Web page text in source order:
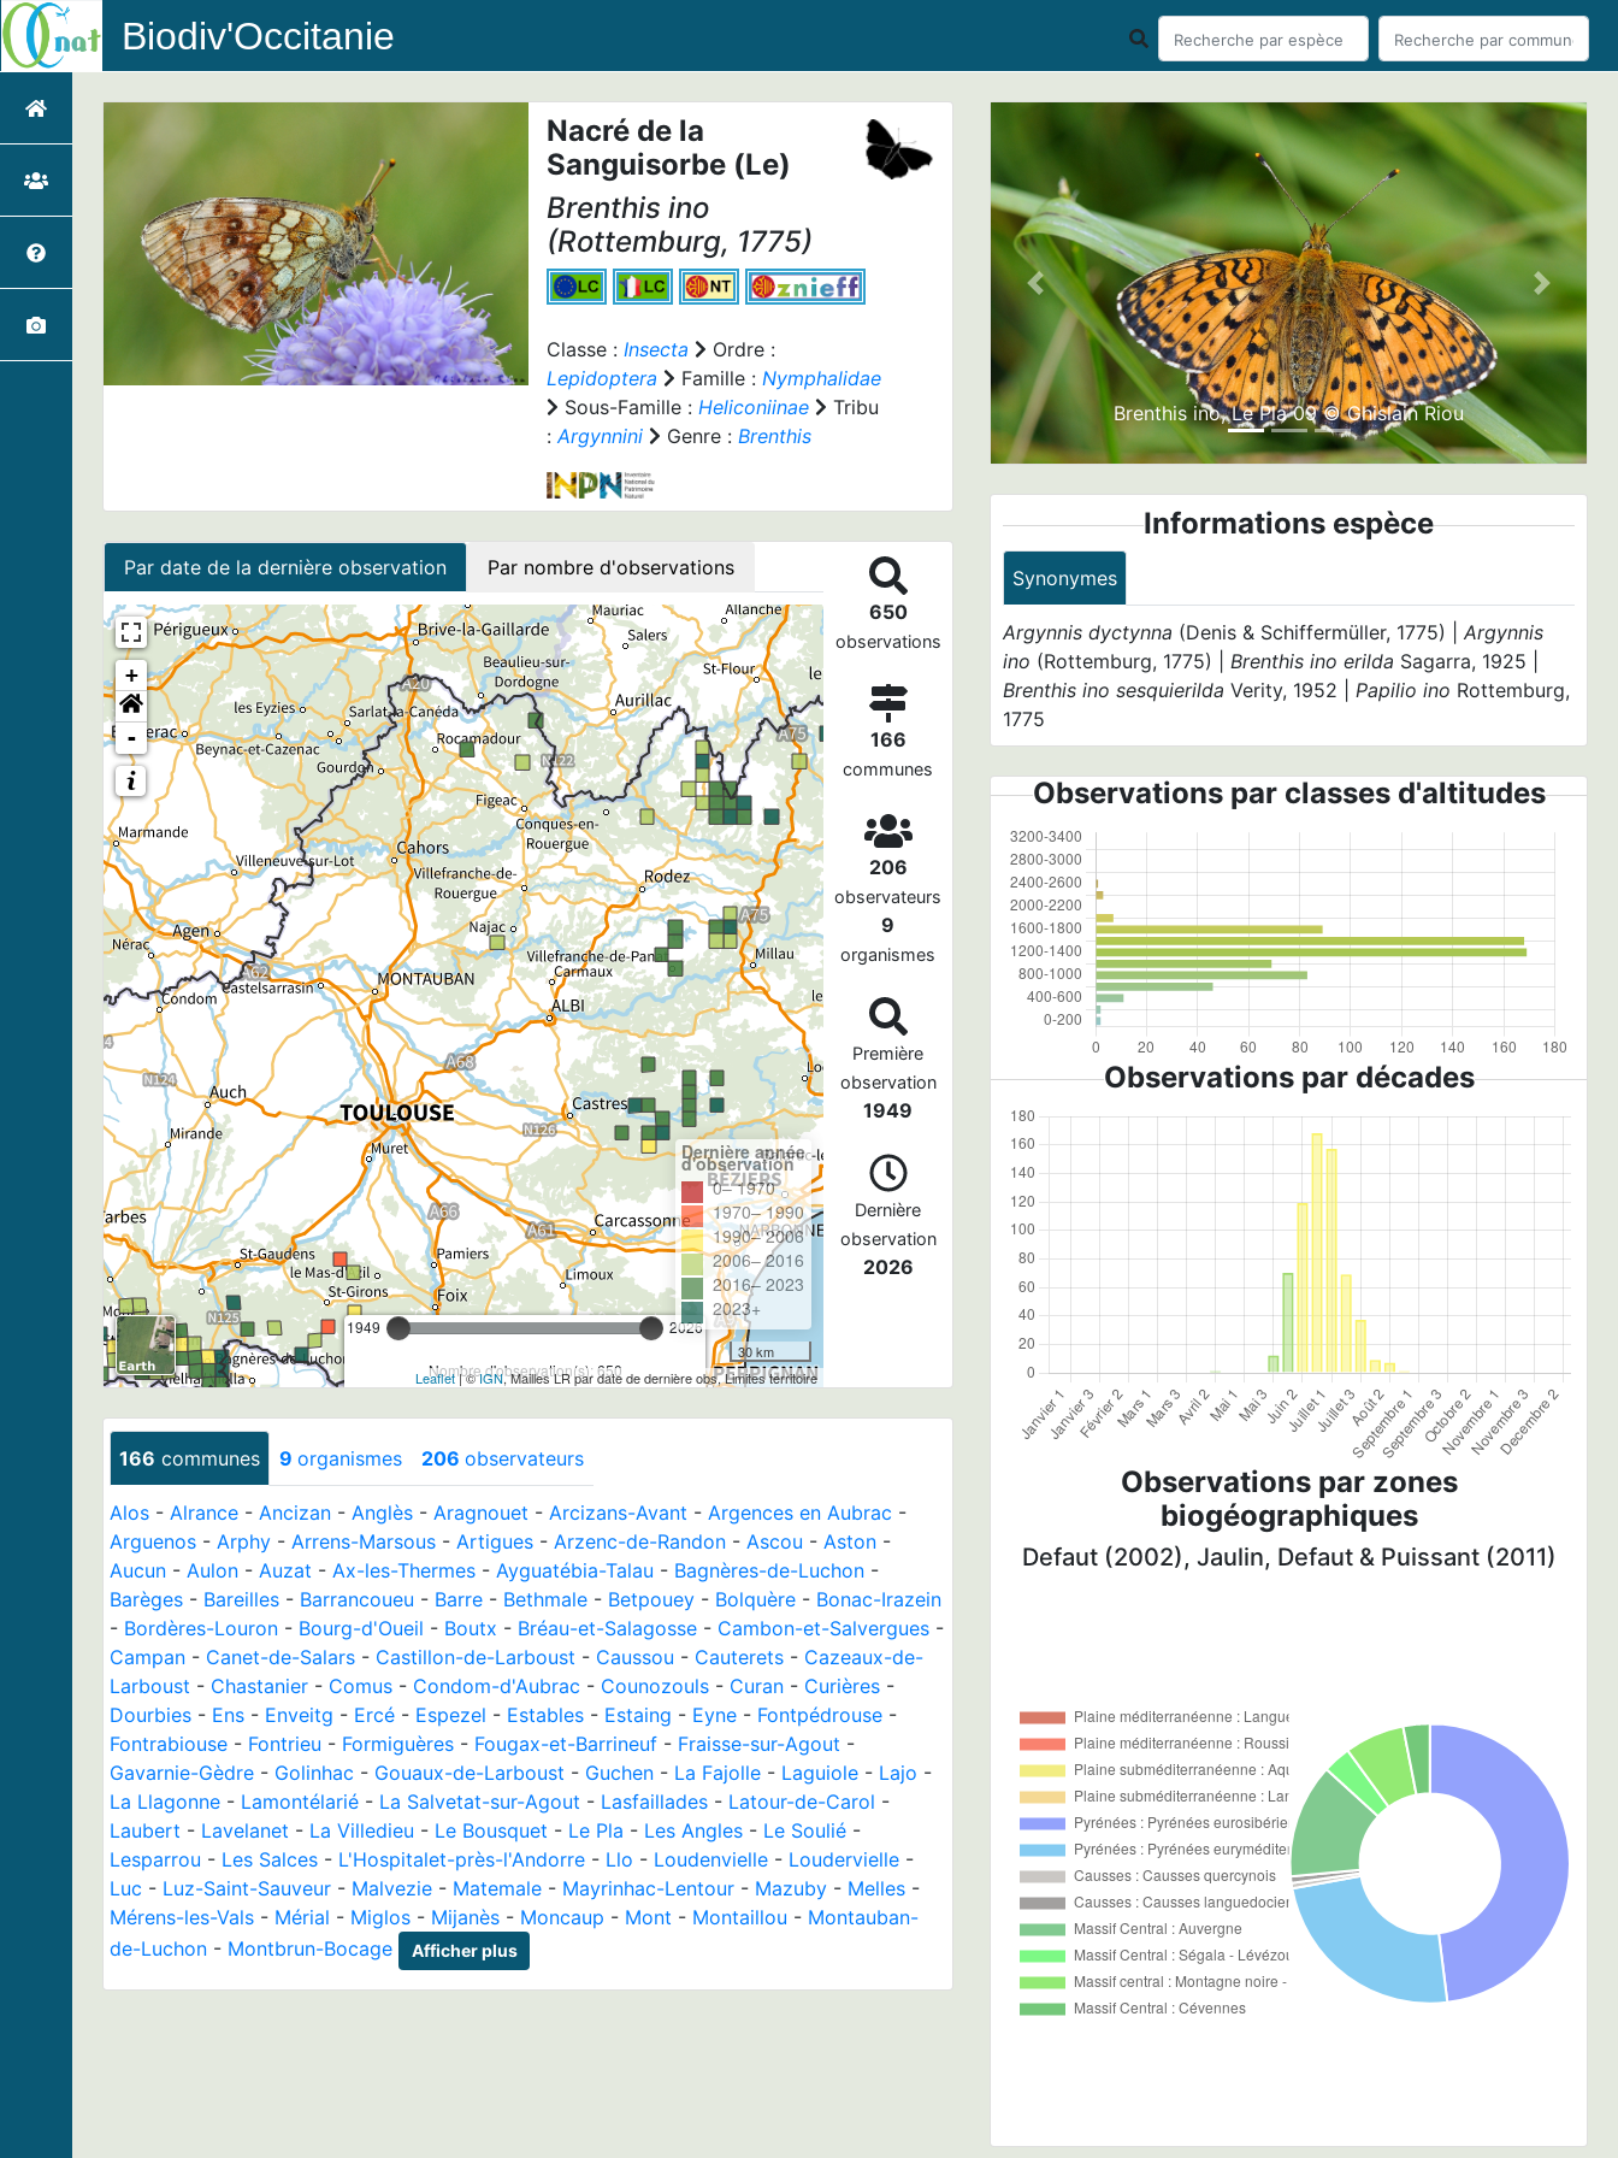
Biodiv'Occitanie
Nacré de la
Sanguisorbe (Le)
Brenthis ino
(Rottemburg, 1775)
Classe : Insecta
Ordre :
Lepidoptera
Famille : Nymphalidae
Sous-Famille : Heliconiinae
Tribu
:Argynnini Genre : Brenthis
Par date de la dernière observation Par nombre d'observations
+
-
1949 2026
Nombre d'observation(s): 650
Dernière année
d'observation
0– 1970
1970– 1990
1990– 2006
2006– 2016
2016– 2023
2023+
30 km
Leaflet| ©IGN, Mailles LR par date de dernière obs, Limites territoire
650
observations
166
communes
206
observateurs
9
organismes
Première
observation
1949
Dernière
observation
2026
166 communes 9 organismes 206 observateurs
Alos - Alrance - Ancizan - Anglès - Aragnouet - Arcizans-Avant - Argences en Aubrac -
Arguenos - Arphy - Arrens-Marsous - Artigues - Arzenc-de-Randon - Ascou - Aston -
Aucun - Aulon - Auzat - Ax-les-Thermes - Ayguatébia-Talau - Bagnères-de-Luchon -
Barèges - Bareilles - Barrancoueu - Barre - Bethmale - Betpouey - Bolquère - Bonac-Irazein
- Bordères-Louron - Bourg-d'Oueil - Boutx - Bréau-et-Salagosse - Cambon-et-Salvergues -
Campan - Canet-de-Salars - Castillon-de-Larboust - Caussou - Cauterets - Cazeaux-de-
Larboust - Chastanier - Comus - Condom-d'Aubrac - Counozouls - Curan - Curières -
Dourbies - Ens - Enveitg - Ercé - Espezel - Estables - Estaing - Eyne - Fontpédrouse -
Fontrabiouse - Fontrieu - Formiguères - Fougax-et-Barrineuf - Fraisse-sur-Agout -
Gavarnie-Gèdre - Golinhac - Gouaux-de-Larboust - Guchen - La Fajolle - Laguiole - Lajo -
La Llagonne - Lamontélarié - La Salvetat-sur-Agout - Lasfaillades - Latour-de-Carol -
Laubert - Lavelanet - La Villedieu - Le Bousquet - Le Pla - Les Angles - Le Soulié -
Lesparrou - Les Salces - L'Hospitalet-près-l'Andorre - Llo - Loudenvielle - Loudervielle -
Luc - Luz-Saint-Sauveur - Malvezie - Matemale - Mayrinhac-Lentour - Mazuby - Melles -
Mérens-les-Vals - Mérial - Miglos - Mijanès - Moncaup - Mont - Montaillou - Montauban-
de-Luchon - Montbrun-Bocage Afficher plus
Brenthis ino, Le Pla 09 © Ghislain Riou
Previous Next
Informations espèce
Synonymes
Argynnis dyctynna (Denis & Schiffermüller, 1775) |Argynnis
ino (Rottemburg, 1775) |Brenthis ino erilda Sagarra, 1925 |
Brenthis ino sesquierilda Verity, 1952 |Papilio ino Rottemburg,
1775
Observations par classes d'altitudes
Observations par décades
Observations par zones
biogéographiques
Defaut (2002), Jaulin, Defaut & Puissant (2011)